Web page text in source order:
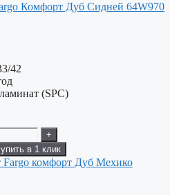
Комфорт Дуб Сидней 64W970
42
(SPC)
+
в 1 клик